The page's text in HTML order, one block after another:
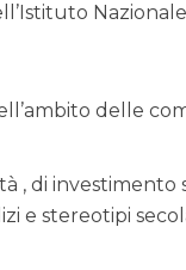
delle
, di
e stereotipi